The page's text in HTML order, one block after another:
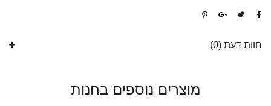
חוות דעת (0)
מוצרים נוספים בחנות